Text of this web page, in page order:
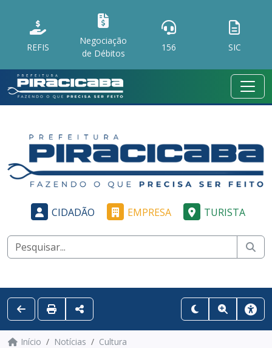
REFIS
Negociação
de Débitos
156 SIC
CIDADÃO EMPRESA TURISTA
Início Notícias Cultura